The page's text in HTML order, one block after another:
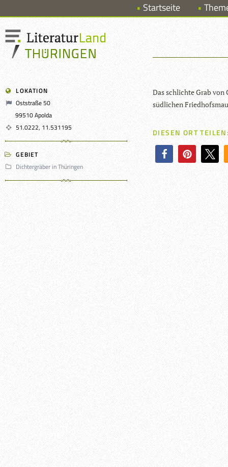
Startseite
LOKATION
Oststraße 50
99510 Apolda
51.0222, 11.531195
GEBIET
Dichtergräber in Thüringen
Das schlichte Grab von
süd­li­chen
DIESEN ORT